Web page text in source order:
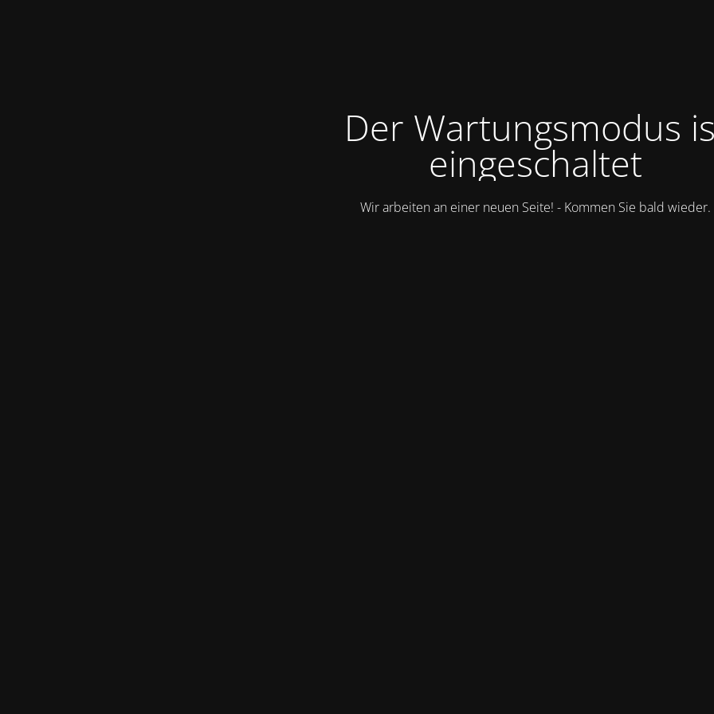
Der Wartungsmodus
eingeschaltet
Wir arbeiten an einer neuen Seite! - Kommen Sie bald wieder.